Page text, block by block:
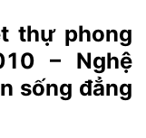
thự phong
– Nghệ
sống đẳng